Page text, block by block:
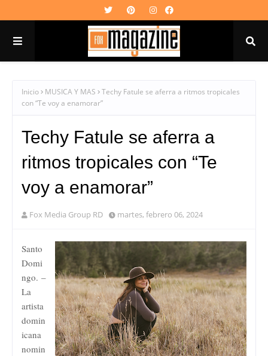
Inicio MUSICA Y MAS
Techy Fatule se aferra a ritmos tropicales
con “Te voy a enamorar”
Techy Fatule se aferra a
ritmos tropicales con “Te
voy a enamorar”
Fox Media Group RD martes, febrero 06, 2024
Santo
Domi
ngo. –
La
artista
domin
icana
nomin